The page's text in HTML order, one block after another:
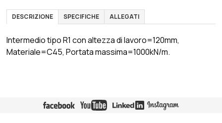
DESCRIZIONE SPECIFICHE ALLEGATI
Intermedio tipo R1 con altezza di lavoro=120mm,
Materiale=C45, Portata massima=1000kN/m.